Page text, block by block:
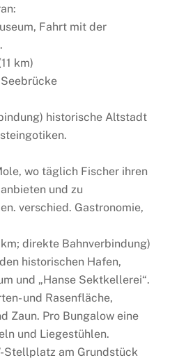
Fahrt mit der
km)
historische Altstadt
wo täglich Fischer ihren
und zu
verschied. Gastronomie,
direkte Bahnverbindung)
historischen Hafen,
und „Hanse Sektkellerei“.
und Rasenfläche,
Zaun. Pro Bungalow eine
und Liegestühlen.
Stellplatz am Grundstück